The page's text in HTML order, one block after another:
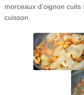
morceaux d’oignon
cuisson.